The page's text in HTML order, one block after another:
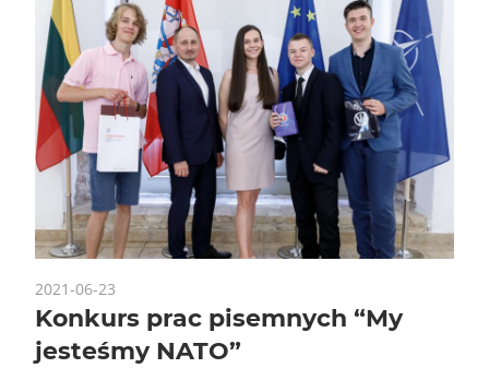
2021-06-23
Konkurs prac pisemnych “My
jesteśmy NATO”